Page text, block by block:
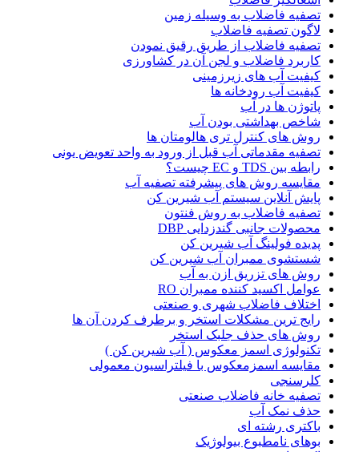
تصفیه فاضلاب به وسیله زمین
لاگون تصفیه فاضلاب
تصفیه فاضلاب از طریق رقیق نمودن
کاربرد فاضلاب و لجن آن در کشاورزی
کیفیت آب های زیرزمینی
کیفیت آب رودخانه ها
پاتوژن ها در آب
شاخص بهداشتی بودن آب
روش های کنترل تری هالومتان ها
تصفیه مقدماتی آب قبل از ورود به واحد تعویض یونی
رابطه بین TDS و EC چیست؟
مقایسه روش های پیشرفته تصفیه آب
پایش آنلاین سیستم آب شیرین کن
تصفیه فاضلاب به روش فنتون
محصولات جانبی گندزدایی DBP
پدیده فولینگ آب شیرین کن
شستشوی ممبران آب شیرین کن
روش های تزریق ازن به آب
عوامل اکسید کننده ممبران RO
اختلاف فاضلاب شهری و صنعتی
رایج ترین مشکلات استخر و برطرف کردن آن ها
روش های حذف جلبک استخر
تکنولوژی اسمز معکوس ( آب شیرین کن )
مقایسه اسمزمعکوس با فیلتراسیون معمولی
کلرسنجی
تصفیه خانه فاضلاب صنعتی
حذف نمک آب
باکتری رشته ای
بوهای نامطبوع بیولوژیک